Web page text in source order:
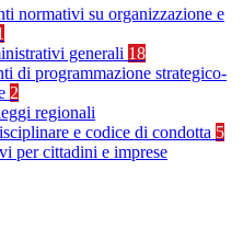
normativi su organizzazione e
generali 18
di programmazione strategico-
2
regionali
e codice di condotta 5
per cittadini e imprese